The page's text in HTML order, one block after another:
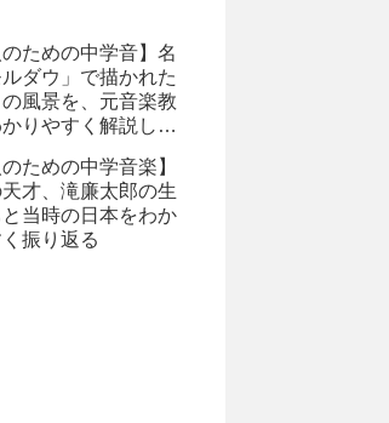
のための中学音】名
ダウ」で描かれた
風景を、元音楽教
かりやすく解説しま
のための中学音楽】
才、滝廉太郎の生
当時の日本をわか
振り返る